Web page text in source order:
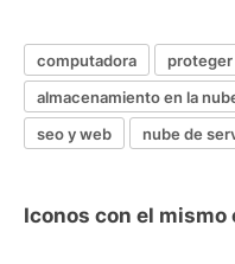
computadora proteger
almacenamiento en la
seo y web
nube de
Iconos con el